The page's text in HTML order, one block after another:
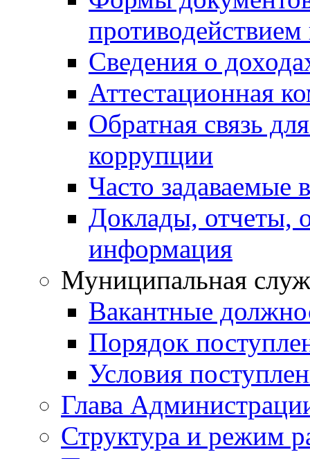
Сведения о
Аттестационная
Обратная связь
коррупции
Часто задаваемые
Доклады, отчеты,
информация
Муниципальная
Вакантные
Порядок
Условия
Глава
Структура и режим